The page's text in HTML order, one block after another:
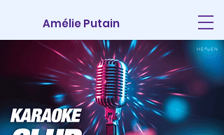
Amélie Putain